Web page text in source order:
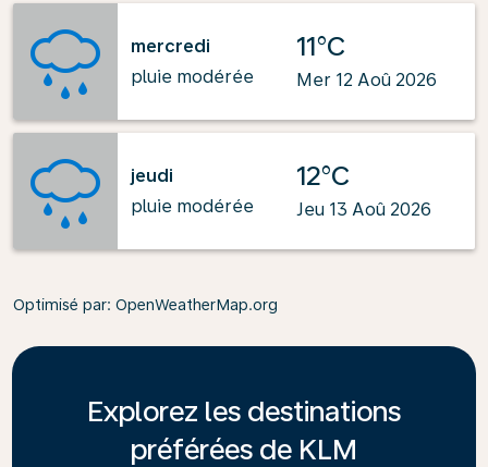
mercredi
pluie modérée
11°C
Mer 12 Aoû 2026
jeudi
pluie modérée
12°C
Jeu 13 Aoû 2026
Optimisé par: OpenWeatherMap.org
Explorez les destinations
préférées de KLM